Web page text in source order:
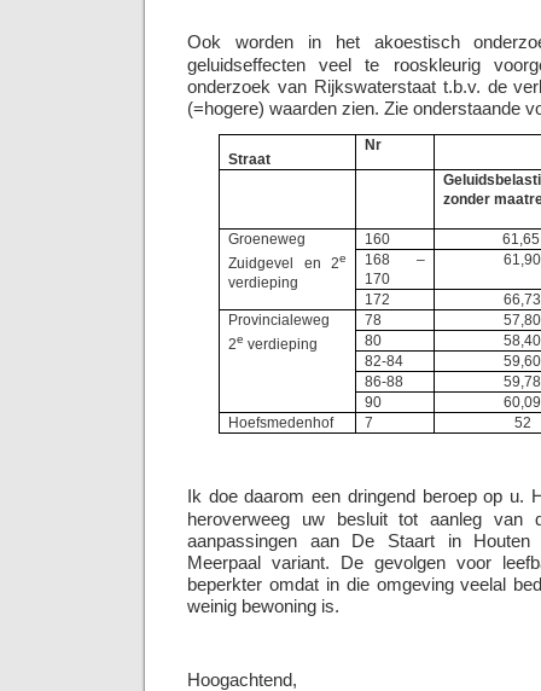
Ook worden in het akoestisch
geluidseffecten veel te rooskleurig
onderzoek van Rijkswaterstaat t.b.v. de
(=hogere) waarden zien. Zie onderstaande
Straat
Nr
zonder
Groeneweg
Zuidgevel en 2e
verdieping
160
168 –
170
61,90
172
66,73
Provincialeweg
2e verdieping
78
57,80
80
58,40
82-84
59,60
86-88
59,78
90
60,09
Hoefsmedenhof
7 52
Ik doe daarom een dringend beroep op u.
heroverweeg uw besluit tot aanleg
aanpassingen aan De Staart in
Meerpaal variant. De gevolgen voor
beperkter omdat in die omgeving veelal
weinig bewoning is.
Hoogachtend,